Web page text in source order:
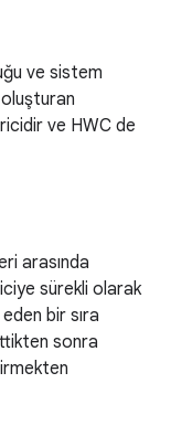
ve sistem
oluşturan
ve HWC de
arasında
sürekli olarak
bir sıra
sonra